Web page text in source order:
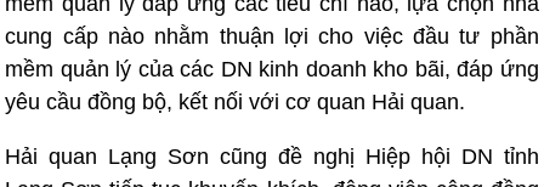
cung cấp nào nhằm thuận lợi cho việc đầu tư phần
mềm quản lý của các DN kinh doanh kho bãi, đáp ứng
yêu cầu đồng bộ, kết nối với cơ quan Hải quan.
Hải quan Lạng Sơn cũng đề nghị Hiệp hội DN tỉnh